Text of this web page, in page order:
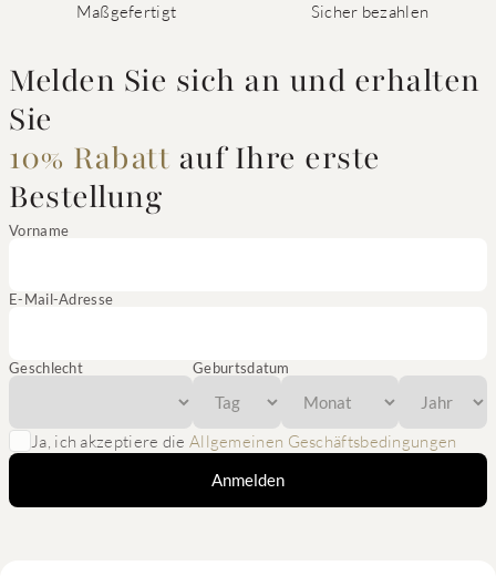
Maßgefertigt Sicher bezahlen
Melden Sie sich an und erhalten
Sie
10% Rabatt auf Ihre erste
Bestellung
Vorname
E-Mail-Adresse
Geschlecht Geburtsdatum
Ja, ich akzeptiere die Allgemeinen Geschäftsbedingungen
Anmelden